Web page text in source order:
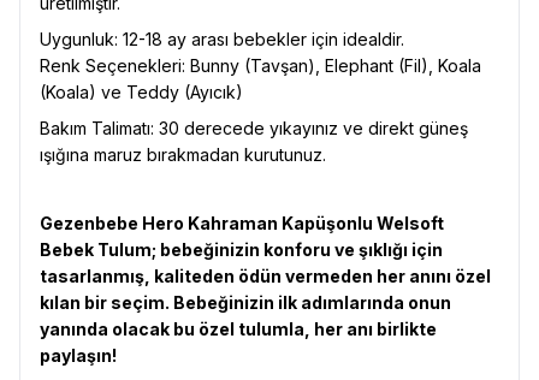
Uygunluk: 12-18 ay arası bebekler için idealdir.
Renk Seçenekleri: Bunny (Tavşan), Elephant (Fil), Koala
(Koala) ve Teddy (Ayıcık)
Bakım Talimatı: 30 derecede yıkayınız ve direkt güneş
ışığına maruz bırakmadan kurutunuz.
Gezenbebe Hero Kahraman Kapüşonlu Welsoft
Bebek Tulum; bebeğinizin konforu ve şıklığı için
tasarlanmış, kaliteden ödün vermeden her anını özel
kılan bir seçim. Bebeğinizin ilk adımlarında onun
yanında olacak bu özel tulumla, her anı birlikte
paylaşın!